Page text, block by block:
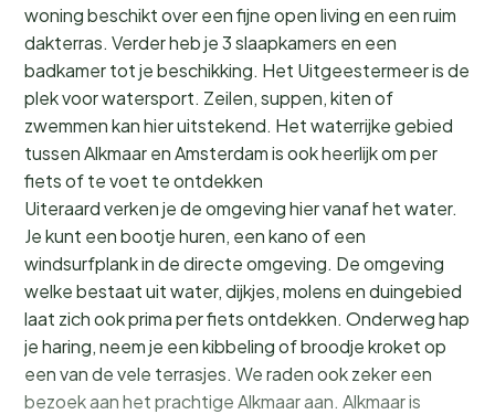
woning beschikt over een fijne open living en een ruim
dakterras. Verder heb je 3 slaapkamers en een
badkamer tot je beschikking. Het Uitgeestermeer is de
plek voor watersport. Zeilen, suppen, kiten of
zwemmen kan hier uitstekend. Het waterrijke gebied
tussen Alkmaar en Amsterdam is ook heerlijk om per
fiets of te voet te ontdekken
Uiteraard verken je de omgeving hier vanaf het water.
Je kunt een bootje huren, een kano of een
windsurfplank in de directe omgeving. De omgeving
welke bestaat uit water, dijkjes, molens en duingebied
laat zich ook prima per fiets ontdekken. Onderweg hap
je haring, neem je een kibbeling of broodje kroket op
een van de vele terrasjes. We raden ook zeker een
bezoek aan het prachtige Alkmaar aan. Alkmaar is